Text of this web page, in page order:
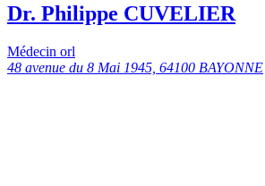
Dr. Philippe CUVELIER
Médecin orl
48 avenue du 8 Mai 1945, 64100 BAYONNE